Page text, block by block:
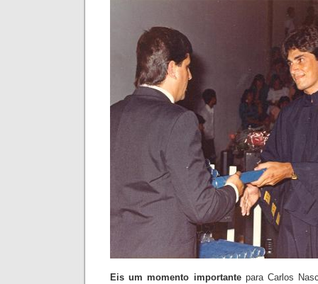
Eis um momento importante para Carlos